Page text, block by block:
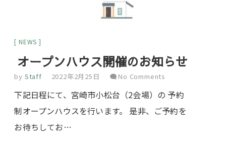
NEWS
オープンハウス開催のお知らせ
by Staff 2022年2月25日 No Comments
下記日程にて、宮崎市小松台（2会場）の 予約
制オープンハウスを行います。 是非、ご予約を
お待ちしてお…